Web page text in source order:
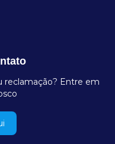
reclamação? Entre em